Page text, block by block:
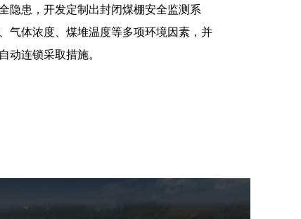
隐患，开发定制出封闭煤棚安全监测系
气体浓度、煤堆温度等多项环境因素，并
动连锁采取措施。